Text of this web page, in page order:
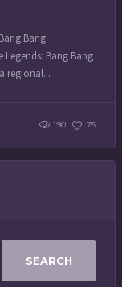
Bang
Legends: Bang Bang
regional...
190 75
SEARCH